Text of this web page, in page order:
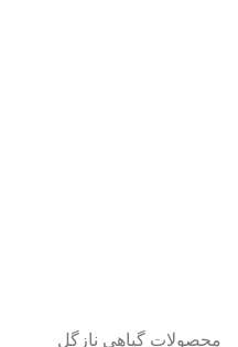
محصولات گیاهی نازگل